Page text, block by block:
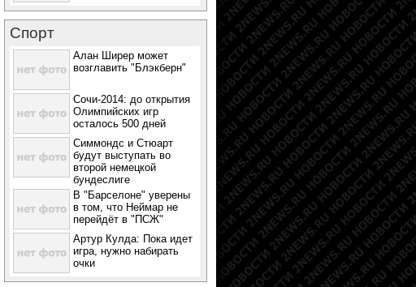
Спорт
Алан Ширер может
возглавить "Блэкберн"
Сочи-2014: до открытия
Олимпийских игр
осталось 500 дней
Симмондс и Стюарт
будут выступать во
второй немецкой
бундеслиге
В "Барселоне" уверены
в том, что Неймар не
перейдёт в "ПСЖ"
Артур Кулда: Пока идет
игра, нужно набирать
очки